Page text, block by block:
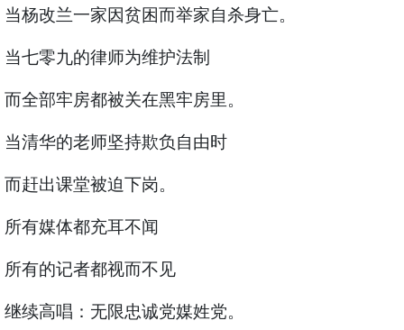
当杨改兰一家因贫困而举家自杀身亡。
当七零九的律师为维护法制
而全部牢房都被关在黑牢房里。
当清华的老师坚持欺负自由时
而赶出课堂被迫下岗。
所有媒体都充耳不闻
所有的记者都视而不见
继续高唱：无限忠诚党媒姓党。